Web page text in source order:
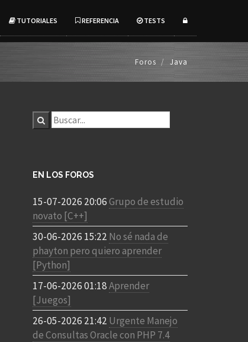
TUTORIALES REFERENCIA TESTS
Foros Java
EN LOS FOROS
15-07-2026 20:06Grupo de estudio
novato [C++]
30-06-2026 15:22 No sé nada de
phayton pero quiero aprender
[Python]
17-06-2026 01:18Aprender
[Juegos]
26-05-2026 21:42 Urgente Manejo
de Consultas Oracle con PHP 7.4